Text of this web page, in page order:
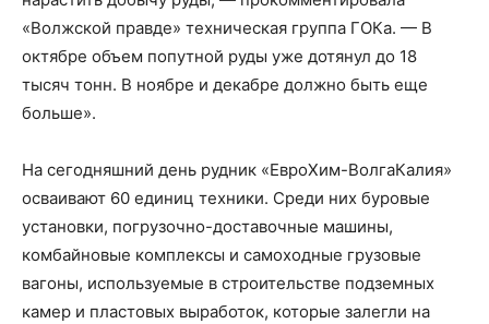
«Волжской правде» техническая группа ГОКа. — В
октябре объем попутной руды уже дотянул до 18
тысяч тонн. В ноябре и декабре должно быть еще
больше».
На сегодняшний день рудник «ЕвроХим-ВолгаКалия»
осваивают 60 единиц техники. Среди них буровые
установки, погрузочно-доставочные машины,
комбайновые комплексы и самоходные грузовые
вагоны, используемые в строительстве подземных
камер и пластовых выработок, которые залегли на